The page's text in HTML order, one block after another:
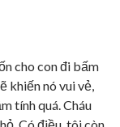
cho con đi bấm
khiến nó vui vẻ,
tính quá. Cháu